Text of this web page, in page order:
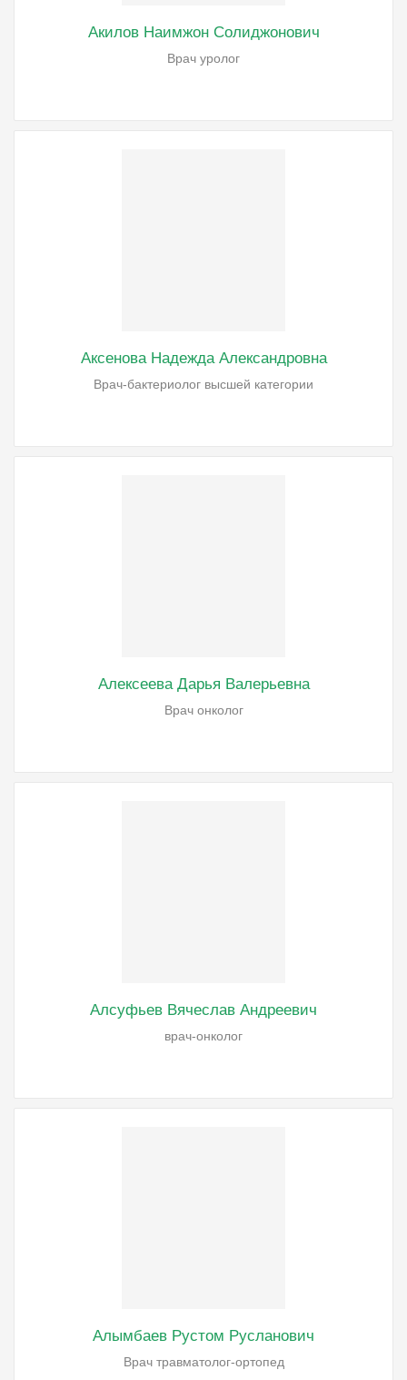
Акилов Наимжон Солиджонович
Врач уролог
Аксенова Надежда Александровна
Врач-бактериолог высшей категории
Алексеева Дарья Валерьевна
Врач онколог
Алсуфьев Вячеслав Андреевич
врач-онколог
Алымбаев Рустом Русланович
Врач травматолог-ортопед